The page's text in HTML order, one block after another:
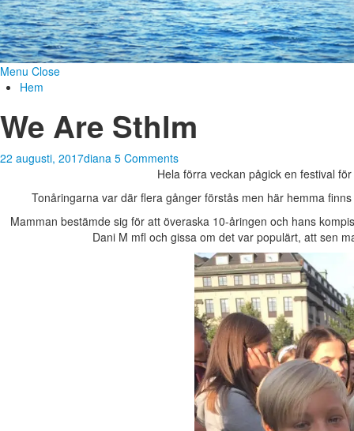
Menu Close
Hem
We Are Sthlm
22 augusti, 2017diana 5 Comments
Hela förra veckan pågick en festival
Tonåringarna var där flera gånger förstås men här hemma
Mamman bestämde sig för att överaska 10-åringen och hans
Dani M mfl och gissa om det var populärt, att sen